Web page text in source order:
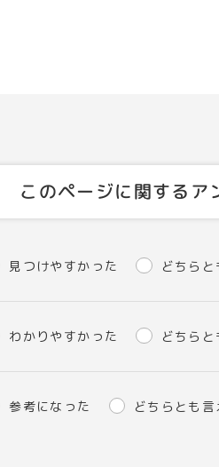
このページに関するア
見つけやすかった どちら
わかりやすかった どちら
参考になった どちらとも言